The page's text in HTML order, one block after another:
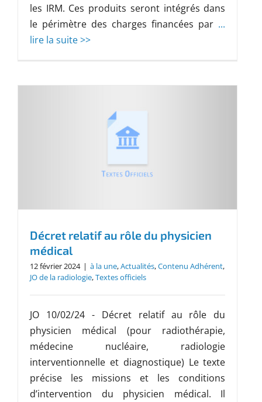
les IRM. Ces produits seront intégrés dans
le périmètre des charges financées par ...
lire la suite >>
Décret relatif au rôle du physicien
médical
12 février 2024 | à la une,Actualités,Contenu Adhérent,
JO de la radiologie,Textes officiels
JO 10/02/24 - Décret relatif au rôle du
physicien médical (pour radiothérapie,
médecine nucléaire, radiologie
interventionnelle et diagnostique) Le texte
précise les missions et les conditions
d’intervention du physicien médical. Il